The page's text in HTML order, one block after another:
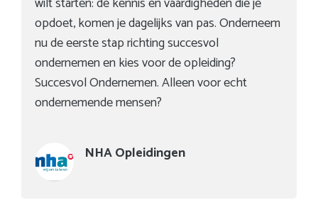
opdoet, komen je dagelijks van pas. Onderneem
nu de eerste stap richting succesvol
ondernemen en kies voor de opleiding?
Succesvol Ondernemen. Alleen voor echt
ondernemende mensen?
NHA Opleidingen